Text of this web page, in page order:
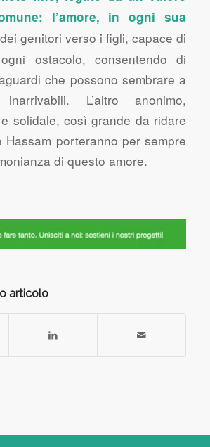
l’amore, in ogni sua
genitori verso i figli, capace di
ostacolo, consentendo di
che possono sembrare a
L’altro anonimo,
solidale, così grande da ridare
porteranno per sempre
di questo amore.
articolo